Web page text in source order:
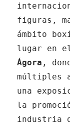
figuras,
ámbito
lugar en
Ágora ,
múltiples
una
la
industria